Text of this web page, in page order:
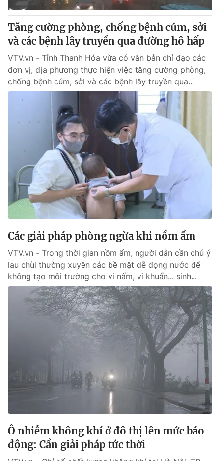
® Cấm sao chép dưới mọi hình thức nếu không có sự chấp
thuận bằng văn bản. Ghi rõ nguồn VTV.vn khi phát hành lại
thông tin từ website này.
Tăng cường phòng, chống bệnh cúm, sởi
và các bệnh lây truyền qua đường hô hấp
VTV.vn - Tỉnh Thanh Hóa vừa có văn bản chỉ đạo các
đơn vị, địa phương thực hiện việc tăng cường phòng,
chống bệnh cúm, sởi và các bệnh lây truyền qua...
Các giải pháp phòng ngừa khi nồm ẩm
VTV.vn - Trong thời gian nồm ẩm, người dân cần chú ý
lau chùi thường xuyên các bề mặt dễ đọng nước để
không tạo môi trường cho vi nấm, vi khuẩn... sinh...
Ô nhiễm không khí ở đô thị lên mức báo
động: Cần giải pháp tức thời